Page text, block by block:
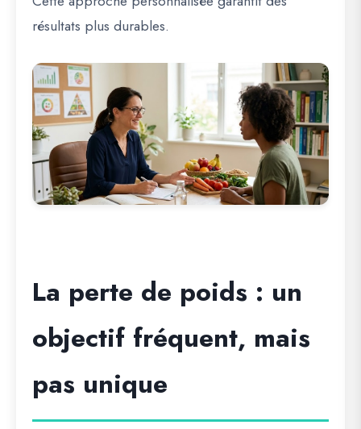
résultats plus durables.
La perte de poids : un
objectif fréquent, mais
pas unique